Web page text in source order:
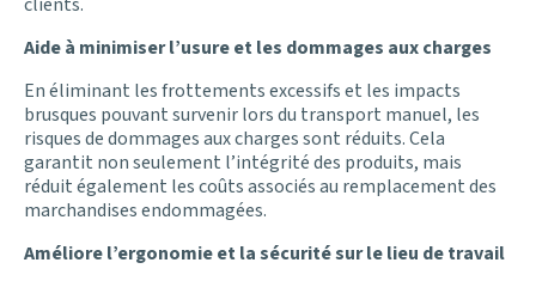
Aide à minimiser l’usure et les dommages aux charges
En éliminant les frottements excessifs et les impacts
brusques pouvant survenir lors du transport manuel, les
risques de dommages aux charges sont réduits. Cela
garantit non seulement l’intégrité des produits, mais
réduit également les coûts associés au remplacement des
marchandises endommagées.
Améliore l’ergonomie et la sécurité sur le lieu de travail